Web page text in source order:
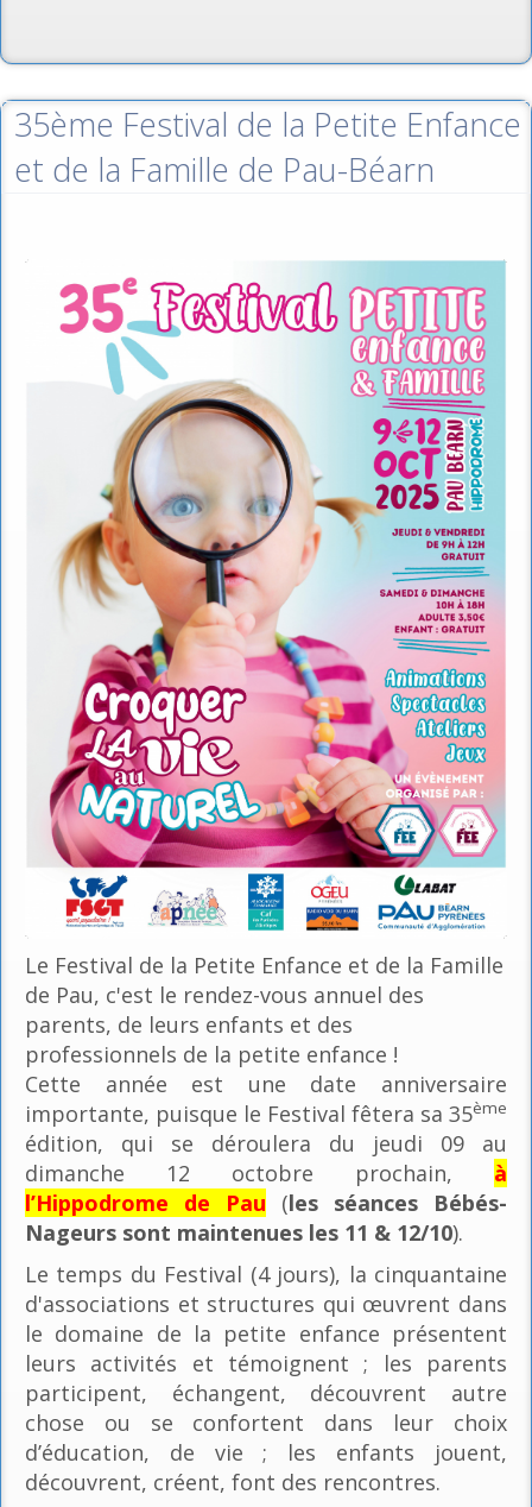
35ème Festival de la Petite Enfance
et de la Famille de Pau-Béarn
Le Festival de la Petite Enfance et de la Famille
de Pau, c'est le rendez-vous annuel des
parents, de leurs enfants et des
professionnels de la petite enfance !
Cette année est une date anniversaire
importante, puisque le Festival fêtera sa 35ème
édition, qui se déroulera du jeudi 09 au
dimanche 12 octobre prochain, à
l’Hippodrome de Pau (les séances Bébés-
Nageurs sont maintenues les 11 & 12/10).
Le temps du Festival (4 jours), la cinquantaine
d'associations et structures qui œuvrent dans
le domaine de la petite enfance présentent
leurs activités et témoignent ; les parents
participent, échangent, découvrent autre
chose ou se confortent dans leur choix
d’éducation, de vie ; les enfants jouent,
découvrent, créent, font des rencontres.